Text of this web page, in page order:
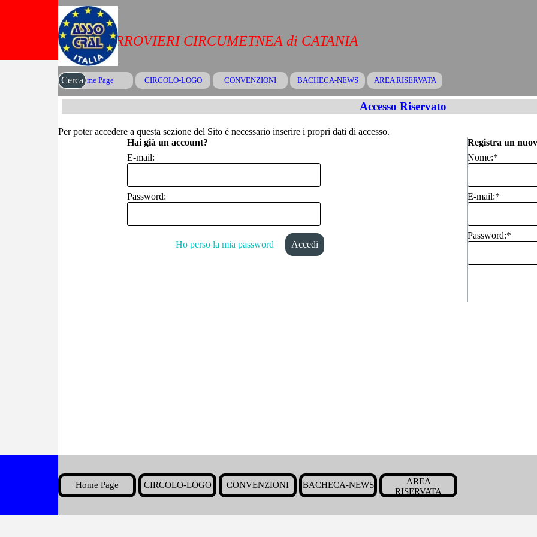
Vai ai contenuti
Salta menù
Home Page CIRCOLO-LOGO ▼
CONVENZIONI ▼
BACHECA-NEWS ▼
AREA RISERVATA
CRAL FERROVIERI CIRCUMETNEA di CATANIA
Cerca
Accesso Riservato
Per poter accedere a questa sezione del Sito è necessario inserire i propri dati di accesso.
Hai già un account?
E-mail:
Password:
Ho perso la mia password
Registra un
Nome:*
E-mail:*
Password:*
Salta menù
Home Page CIRCOLO-LOGO ▼
CONVENZIONI ▼
BACHECA-NEWS ▼
AREA
RISERVATA